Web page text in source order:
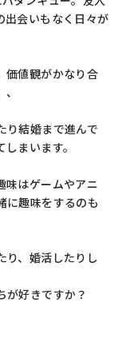
出会いもなく日々が
価値観がかなり合
り結婚まで進んで
まいます。
味はゲームやアニ
に趣味をするのも
り、婚活したりし